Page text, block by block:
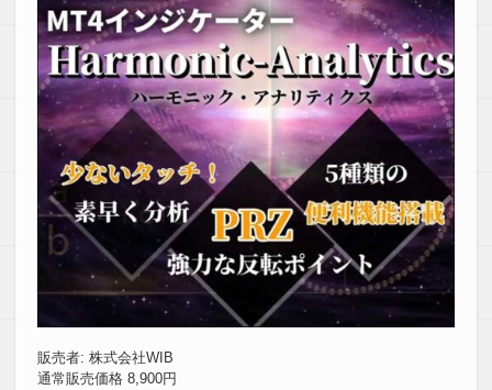
販売者: 株式会社WIB
通常販売価格 8,900円